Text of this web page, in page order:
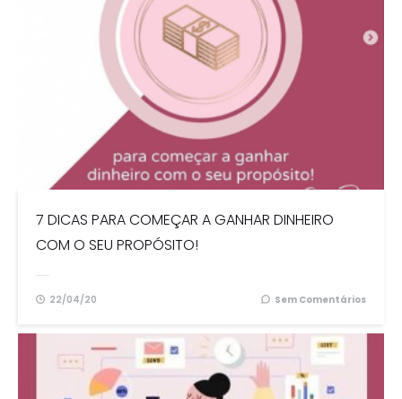
7 DICAS PARA COMEÇAR A GANHAR DINHEIRO
COM O SEU PROPÓSITO!
22/04/20 Sem Comentários